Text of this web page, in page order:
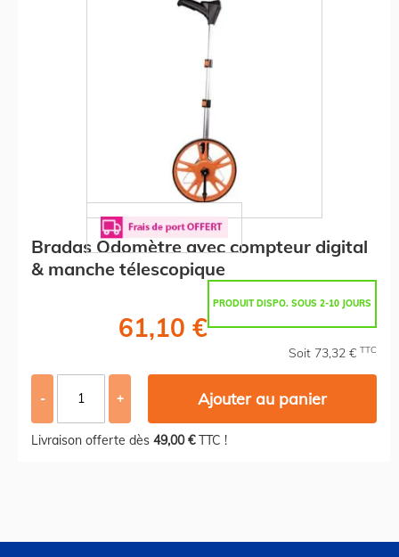
Bradas Odomètre avec compteur digital
& manche télescopique
PRODUIT DISPO. SOUS 2-10 JOURS
61,10 €
Soit 73,32 € TTC
- + Ajouter au panier
Livraison offerte dès 49,00 €TTC !